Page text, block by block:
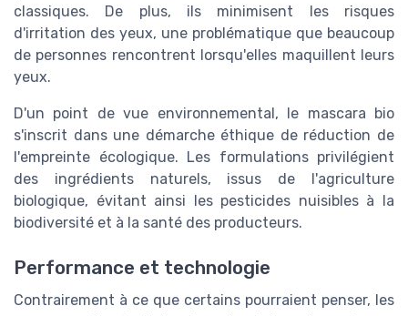
classiques. De plus, ils minimisent les risques
d'irritation des yeux, une problématique que beaucoup
de personnes rencontrent lorsqu'elles maquillent leurs
yeux.
D'un point de vue environnemental, le mascara bio
s'inscrit dans une démarche éthique de réduction de
l'empreinte écologique. Les formulations privilégient
des ingrédients naturels, issus de l'agriculture
biologique, évitant ainsi les pesticides nuisibles à la
biodiversité et à la santé des producteurs.
Performance et technologie
Contrairement à ce que certains pourraient penser, les